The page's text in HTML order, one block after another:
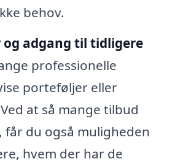
behov.
og adgang til tidligere
professionelle
porteføljer eller
at så mange tilbud
får du også muligheden
hvem der har de